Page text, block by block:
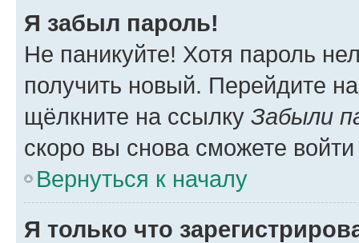
Я забыл пароль!
Не паникуйте! Хотя пароль
получить новый. Перейдите
щёлкните на ссылку Забыли
скоро вы снова сможете
Вернуться к началу
Я только что